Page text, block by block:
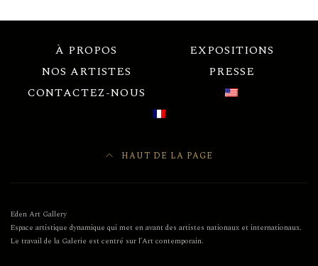
À PROPOS
EXPOSITIONS
NOS ARTISTES
PRESSE
CONTACTEZ-NOUS
HAUT DE LA PAGE
Eden Art Gallery
Espace artistique dynamique qui met en avant des artistes nationaux et internationaux.
Le travail de la Galerie est centré sur l’Art contemporain.